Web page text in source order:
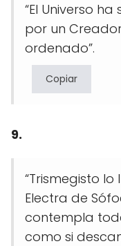
“El Universo
por un
ordenado”.
Copiar
9.
“Trismegisto lo
Electra de
contempla
como si